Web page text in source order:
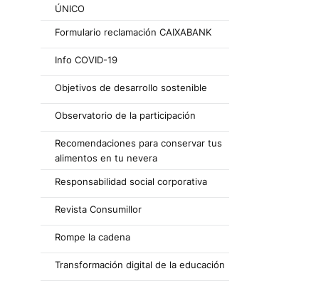
ÚNICO
Formulario reclamación CAIXABANK
Info COVID-19
Objetivos de desarrollo sostenible
Observatorio de la participación
Recomendaciones para conservar tus
alimentos en tu nevera
Responsabilidad social corporativa
Revista Consumillor
Rompe la cadena
Transformación digital de la educación